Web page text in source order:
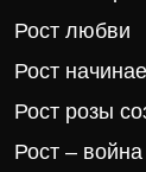
Рост любви
Рост
Рост розы
Рост – война